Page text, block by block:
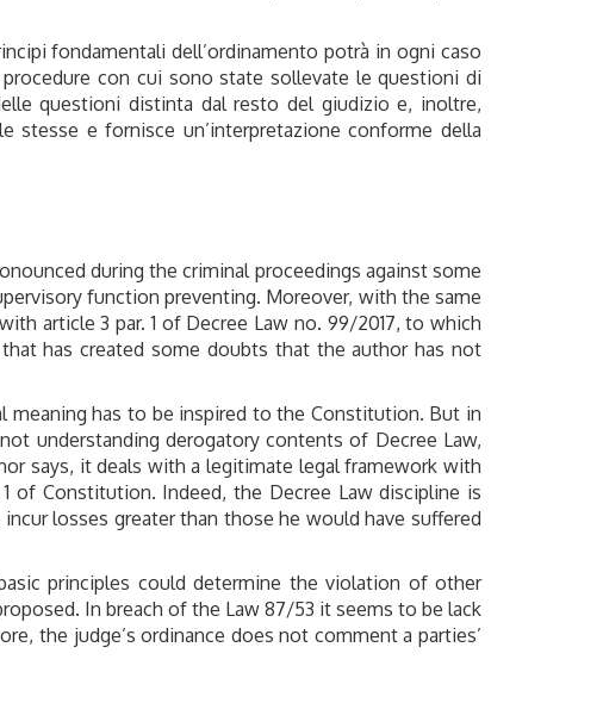
fondamentali dell’ordinamento potrà in ogni caso
con cui sono state sollevate le questioni di
questioni distinta dal resto del giudizio e, inoltre,
stesse e fornisce un’interpretazione conforme della
during the criminal proceedings against some
function preventing. Moreover, with the same
article 3 par. 1 of Decree Law no. 99/2017, to which
has created some doubts that the author has not
has to be inspired to the Constitution. But in
understanding derogatory contents of Decree Law,
says, it deals with a legitimate legal framework with
of Constitution. Indeed, the Decree Law discipline is
losses greater than those he would have suffered
principles could determine the violation of other
In breach of the Law 87/53 it seems to be lack
the judge’s ordinance does not comment a parties’